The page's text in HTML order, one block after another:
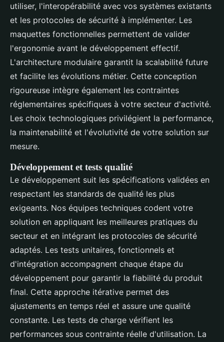
utiliser, l'interopérabilité avec vos systèmes existants
et les protocoles de sécurité à implémenter. Les
maquettes fonctionnelles permettent de valider
l'ergonomie avant le développement effectif.
L'architecture modulaire garantit la scalabilité future
et facilite les évolutions métier. Cette conception
rigoureuse intègre également les contraintes
réglementaires spécifiques à votre secteur d'activité.
Les choix technologiques privilégient la performance,
la maintenabilité et l'évolutivité de votre solution sur
mesure.
Développement et tests qualité
Le développement suit les spécifications validées en
respectant les standards de qualité les plus
exigeants. Nos équipes techniques codent votre
solution en appliquant les meilleures pratiques du
secteur et en intégrant les protocoles de sécurité
adaptés. Les tests unitaires, fonctionnels et
d'intégration accompagnent chaque étape du
développement pour garantir la fiabilité du produit
final. Cette approche itérative permet des
ajustements en temps réel et assure une qualité
constante. Les tests de charge vérifient les
performances sous contrainte réelle d'utilisation. La